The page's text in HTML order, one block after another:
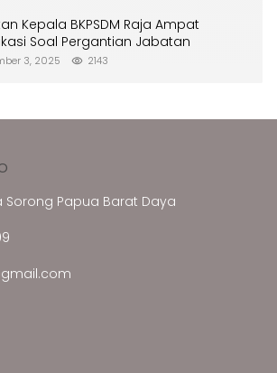
Kepala BKPSDM Raja Ampat
Soal Pergantian Jabatan
3, 2025 2143
Sorong Papua Barat Daya